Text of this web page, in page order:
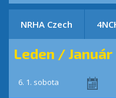
NRHA Czech
Leden / Január
6. 1. sobota